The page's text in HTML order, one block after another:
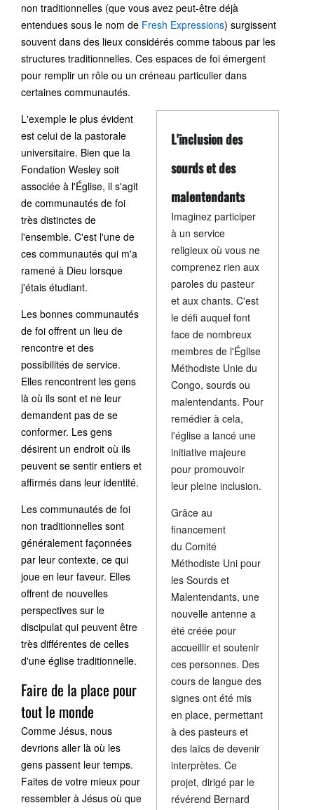
non traditionnelles (que vous avez peut-être déjà
entendues sous le nom de Fresh Expressions) surgissent
souvent dans des lieux considérés comme tabous par les
structures traditionnelles. Ces espaces de foi émergent
pour remplir un rôle ou un créneau particulier dans
certaines communautés.
L'inclusion des
sourds et des
malentendants
Imaginez participer
à un service
religieux où vous ne
comprenez rien aux
paroles du pasteur
et aux chants. C'est
le défi auquel font
face de nombreux
membres de l'Église
Méthodiste Unie du
Congo, sourds ou
malentendants. Pour
remédier à cela,
l'église a lancé une
initiative majeure
pour promouvoir
leur pleine inclusion.
Grâce au
financement
du Comité
Méthodiste Uni pour
les Sourds et
Malentendants, une
nouvelle antenne a
été créée pour
accueillir et soutenir
ces personnes. Des
cours de langue des
signes ont été mis
en place, permettant
à des pasteurs et
des laïcs de devenir
interprètes. Ce
projet, dirigé par le
révérend Bernard
L'exemple le plus évident
est celui de la pastorale
universitaire. Bien que la
Fondation Wesley soit
associée à l'Église, il s'agit
de communautés de foi
très distinctes de
l'ensemble. C'est l'une de
ces communautés qui m'a
ramené à Dieu lorsque
j'étais étudiant.
Les bonnes communautés
de foi offrent un lieu de
rencontre et des
possibilités de service.
Elles rencontrent les gens
là où ils sont et ne leur
demandent pas de se
conformer. Les gens
désirent un endroit où ils
peuvent se sentir entiers et
affirmés dans leur identité.
Les communautés de foi
non traditionnelles sont
généralement façonnées
par leur contexte, ce qui
joue en leur faveur. Elles
offrent de nouvelles
perspectives sur le
discipulat qui peuvent être
très différentes de celles
d'une église traditionnelle.
Faire de la place pour
tout le monde
Comme Jésus, nous
devrions aller là où les
gens passent leur temps.
Faites de votre mieux pour
ressembler à Jésus où que